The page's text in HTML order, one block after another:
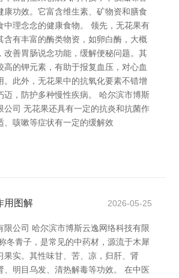
康功效。它富含维生素、矿物资和膳食
中理念念的健康食物。 领先，无花果有
含有丰富的酶类物资，如卵白酶，大概
改善胃肠说念功能，缓解便秘问题。其
高的钾元素，有助于报复血压，对心血
。此外，无花果中的抗氧化要素不错增
迈，防护多种慢性疾病。 哈尔滨市博斯
公司 无花果还具有一定的抗炎和抗菌作
、咳嗽等症状有一定的缓解效
用图解 2026-05-25
限公司 哈尔滨市博斯云逸网络科技有限
冬青子，是常见的中药材，源流于木犀
果实。其性味甘、苦、凉，归肝、肾
、明目乌发、清热解毒等功效。 在中医